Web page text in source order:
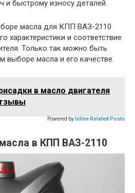
и быстрому износу деталей.
масла для КПП ВАЗ-2110
характеристики и соответствие
Только так можно быть
выборе масла и его качестве.
в масло двигателя
Powered by Inline Related Posts
в КПП ВАЗ-2110